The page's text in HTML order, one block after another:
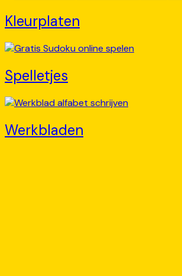
Kleurplaten
Spelletjes
Werkbladen